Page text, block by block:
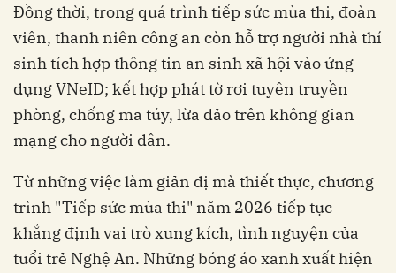
Đồng thời, trong quá trình tiếp sức mùa thi, đoàn
viên, thanh niên công an còn hỗ trợ người nhà thí
sinh tích hợp thông tin an sinh xã hội vào ứng
dụng VNeID; kết hợp phát tờ rơi tuyên truyền
phòng, chống ma túy, lừa đảo trên không gian
mạng cho người dân.
Từ những việc làm giản dị mà thiết thực, chương
trình "Tiếp sức mùa thi" năm 2026 tiếp tục
khẳng định vai trò xung kích, tình nguyện của
tuổi trẻ Nghệ An. Những bóng áo xanh xuất hiện